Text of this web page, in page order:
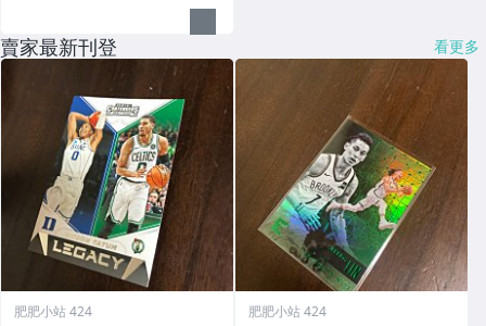
賣家最新刊登 看更多
肥肥小站 424 肥肥小站 424